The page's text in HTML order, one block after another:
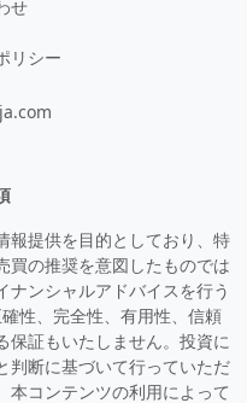
せ
リシー
報提供を目的としており、特
買の推奨を意図したものでは
ナンシャルアドバイスを行う
性、完全性、有用性、信頼
保証もいたしません。投資に
判断に基づいて行っていただ
本コンテンツの利用によって